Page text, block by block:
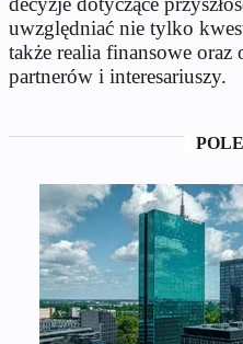
uwzględniać nie tylko
także realia finansowe
partnerów i interesariuszy.